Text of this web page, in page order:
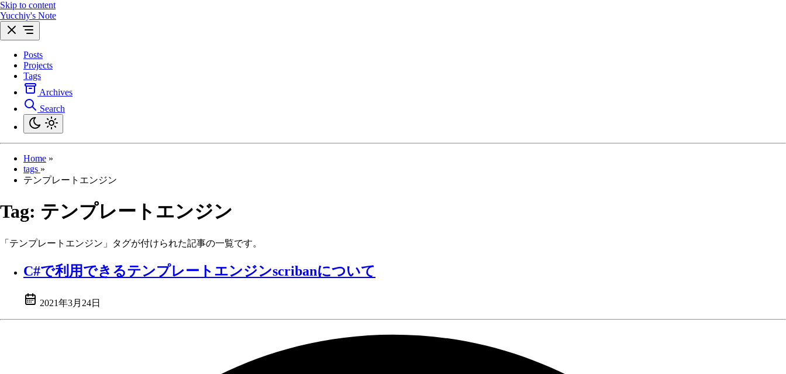
Skip to content
Yucchiy's Note
Posts
Projects
Tags
Archives
Search
Home »
tags »
テンプレートエンジン
Tag: テンプレートエンジン
「テンプレートエンジン」タグが付けられた記事の一覧です。
C#で利用できるテンプレートエンジンscribanについて
2021年3月24日